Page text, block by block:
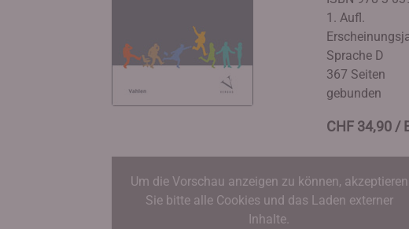
1. Aufl.
Sprache D
367 Seiten
gebunden
CHF 34,90 /
Um die Vorschau anzeigen zu können, akzeptieren
Sie bitte alle Cookies und das Laden externer
Inhalte.